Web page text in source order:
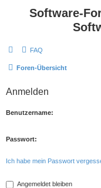
Software-
FAQ
Foren-Übersicht
Anmelden
Benutzername:
Passwort:
Ich habe mein Passwort
Angemeldet bleiben